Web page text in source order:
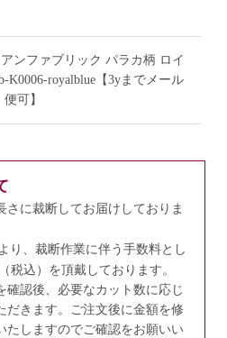
ンファブリック パラカ柄 ロイ
K0006-royalblue【3yまでメール
便可】
さに裁断してお届けしておりま
り、裁断作業に伴う手数料とし
税込）を頂戴しております。
確認後、必要なカット数に応じ
きます。
ご注文後に金額を修
たしますのでご確認をお願いい